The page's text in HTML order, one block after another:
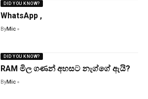
DID YOU KNOW?
WhatsApp ,
ByMic
DID YOU KNOW?
RAM මිල ගණන් අහසට නැග්ගේ ඇයි?
ByMic